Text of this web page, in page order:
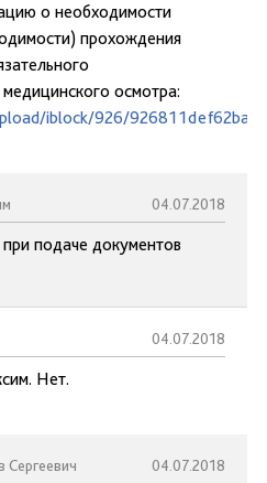
о необходимости
прохождения
осмотра:
iblock/926/
04.07.2018
подаче документов
04.07.2018
Нет.
Сергеевич 04.07.2018